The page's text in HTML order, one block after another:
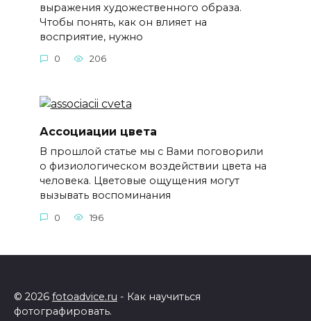
выражения художественного образа.
Чтобы понять, как он влияет на
восприятие, нужно
0 206
Ассоциации цвета
В прошлой статье мы с Вами поговорили
о физиологическом воздействии цвета на
человека. Цветовые ощущения могут
вызывать воспоминания
0 196
© 2026 fotoadvice.ru - Как научиться
фотографировать.